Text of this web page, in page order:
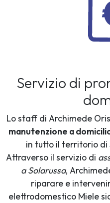
Servizio di
Lo staff di Archimede
manutenzione a
in tutto il territorio di
Attraverso il servizio di
a Solarussa,
riparare e
elettrodomestico Miele